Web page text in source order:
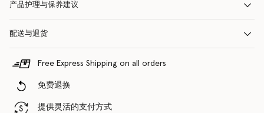
产品护理与保养建议
配送与退货
Free Express Shipping on all orders
免费退换
提供灵活的支付方式